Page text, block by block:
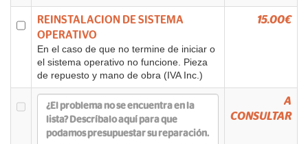
REINSTALACION DE SISTEMA
OPERATIVO
En el caso de que no termine de iniciar o
el sistema operativo no funcione. Pieza
de repuesto y mano de obra (IVA Inc.)
15.00€
A
CONSULTAR